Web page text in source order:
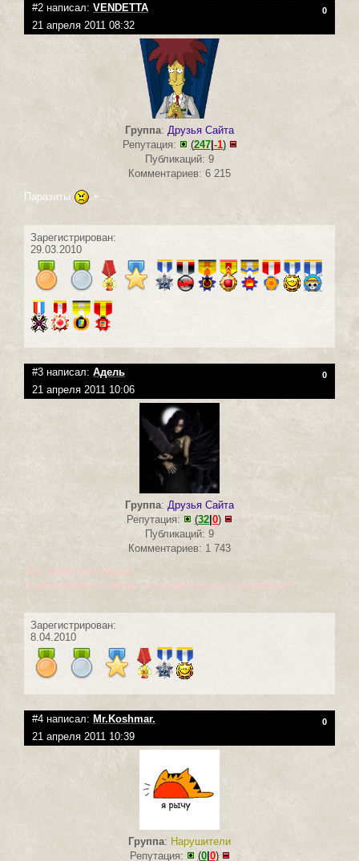
#2 написал: VENDETTA 0
21 апреля 2011 08:32
Группа: Друзья Сайта
Репутация:
(247| -1)
Публикаций: 9
Комментариев: 6 215
Паразиты
+
Зарегистрирован:
29.03.2010
#3 написал: Адель 0
21 апреля 2011 10:06
Группа: Друзья Сайта
Репутация:
(32 0)
Публикаций: 9
Комментариев: 1 743
Ага, звери а не люди!
У меня вопрос к автору: а из какой книги этот рассказ?
Зарегистрирован:
8.04.2010
#4 написал: Mr.Koshmar. 0
21 апреля 2011 10:39
Группа: Нарушители
Репутация:
(0| 0)